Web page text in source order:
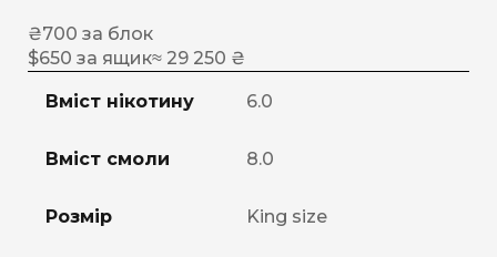
₴700 за блок
$650 за ящик≈ 29 250 ₴
Вміст нікотину 6.0
Вміст смоли 8.0
Розмір King size